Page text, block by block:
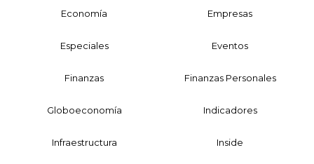
Economía Empresas
Especiales Eventos
Finanzas Finanzas Personales
Globoeconomía Indicadores
Infraestructura Inside